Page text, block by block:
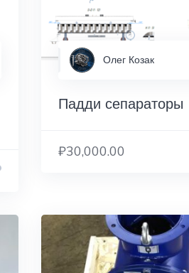
Олег Козак
Падди сепараторы
₽30,000.00